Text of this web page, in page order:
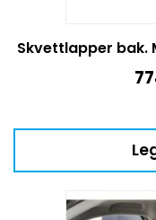
Skvettlapper bak.